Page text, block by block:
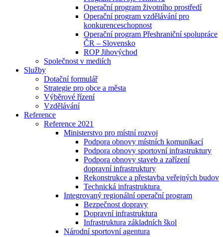
Operační program životního prostředí
Operační program vzdělávání pro
konkurenceschopnost
Operační program Přeshraniční spolupráce
ČR – Slovensko
ROP Jihovýchod
Společnost v mediích
Služby
Dotační formulář
Strategie pro obce a města
Výběrové řízení
Vzdělávání
Reference
Reference 2021
Ministerstvo pro místní rozvoj
Podpora obnovy místních komunikací
Podpora obnovy sportovní infrastruktury
Podpora obnovy staveb a zařízení
dopravní infrastruktury
Rekonstrukce a přestavba veřejných budov
Technická infrastruktura
Integrovaný regionální operační program
Bezpečnost dopravy
Dopravní infrastruktura
Infrastruktura základních škol
Národní sportovní agentura